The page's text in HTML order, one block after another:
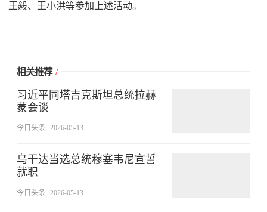
王毅、王小洪等参加上述活动。
相关推荐 /
习近平同塔吉克斯坦总统拉赫
蒙会谈
今日头条 2026-05-13
乌干达当选总统穆塞韦尼宣誓
就职
今日头条 2026-05-13